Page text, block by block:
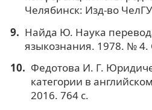
Челябинск: Изд-во
Найда Ю. Наука
языкознания. 1978. № 4.
Федотова И. Г.
категории в
2016. 764 с.